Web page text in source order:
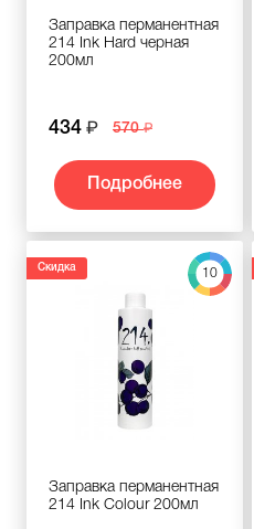
Заправка перманентная
214 Ink Hard черная
200мл
434 570
Подробнее
10
Скидка
Заправка перманентная
214 Ink Colour 200мл